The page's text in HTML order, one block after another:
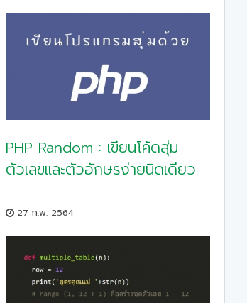
PHP Random : เขียนโค้ดสุ่ม
ตัวเลขและตัวอักษรง่ายนิดเดียว
27 ก.พ. 2564